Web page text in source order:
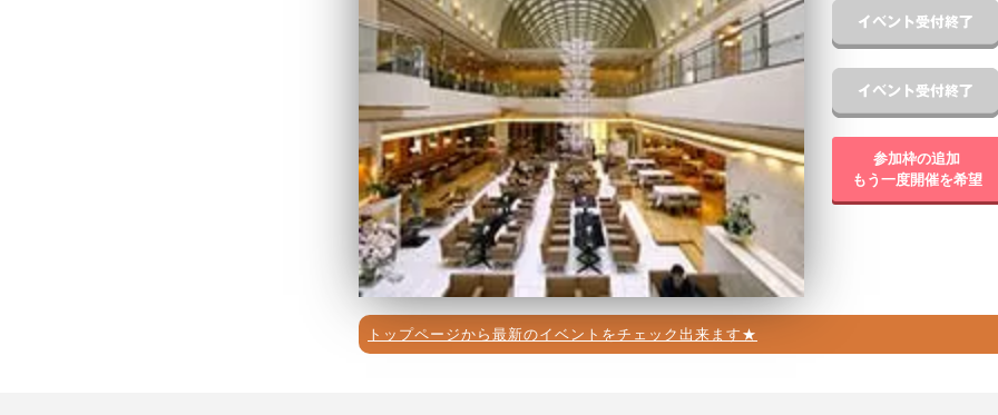
参加枠の追加
もう一度開催を希望
トップページから最新のイベントをチェック出来ます★